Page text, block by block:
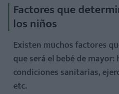
Factores que
los niños
Existen muchos factores
que será el bebé de
condiciones sanitarias,
etc.